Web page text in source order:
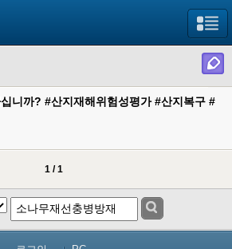
니까? #산지재해위험성평가 #산지복구 #
1 / 1